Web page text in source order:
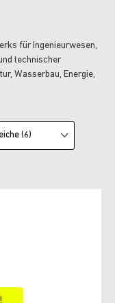
für Ingenieurwesen,
technischer
Wasserbau, Energie,